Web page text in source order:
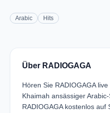
Arabic Hits
Über RADIOGAGA
Hören Sie RADIOGAGA
Khaimah ansässiger
RADIOGAGA kostenlos